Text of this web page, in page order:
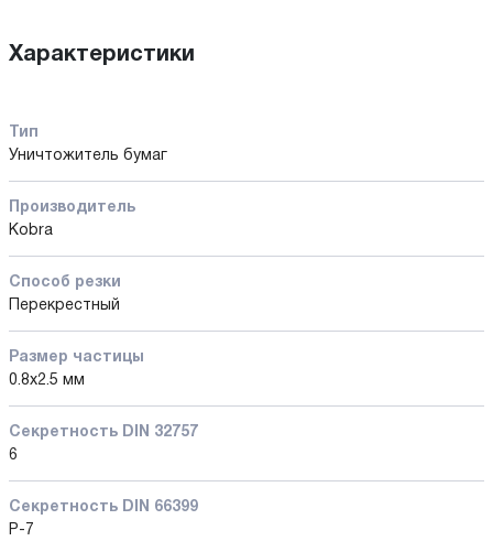
Характеристики
Тип
Уничтожитель бумаг
Производитель
Kobra
Способ резки
Перекрестный
Размер частицы
0.8x2.5 мм
Секретность DIN 32757
6
Секретность DIN 66399
P-7